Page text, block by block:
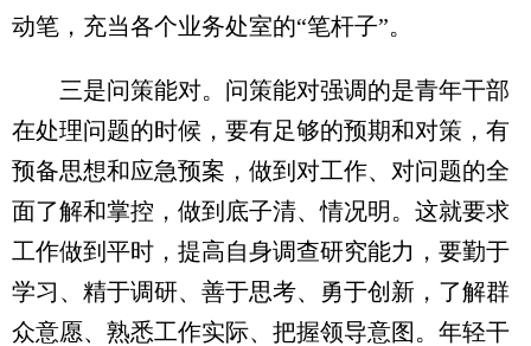
动笔，充当各个业务处室的“笔杆子”。
三是问策能对。问策能对强调的是青年干部
在处理问题的时候，要有足够的预期和对策，有
预备思想和应急预案，做到对工作、对问题的全
面了解和掌控，做到底子清、情况明。这就要求
工作做到平时，提高自身调查研究能力，要勤于
学习、精于调研、善于思考、勇于创新，了解群
众意愿、熟悉工作实际、把握领导意图。年轻干